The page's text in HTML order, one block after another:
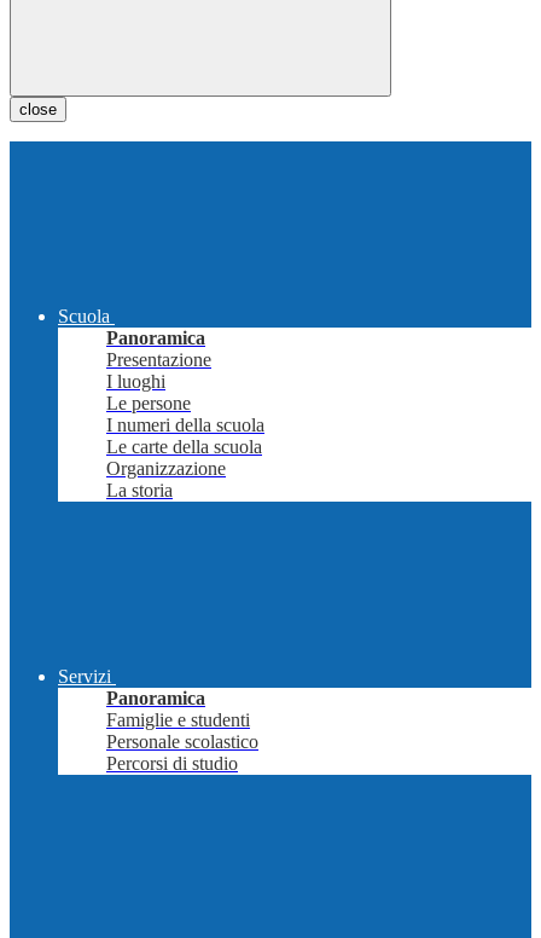
close
Scuola
Panoramica
Presentazione
I luoghi
Le persone
I numeri della scuola
Le carte della scuola
Organizzazione
La storia
Servizi
Panoramica
Famiglie e studenti
Personale scolastico
Percorsi di studio